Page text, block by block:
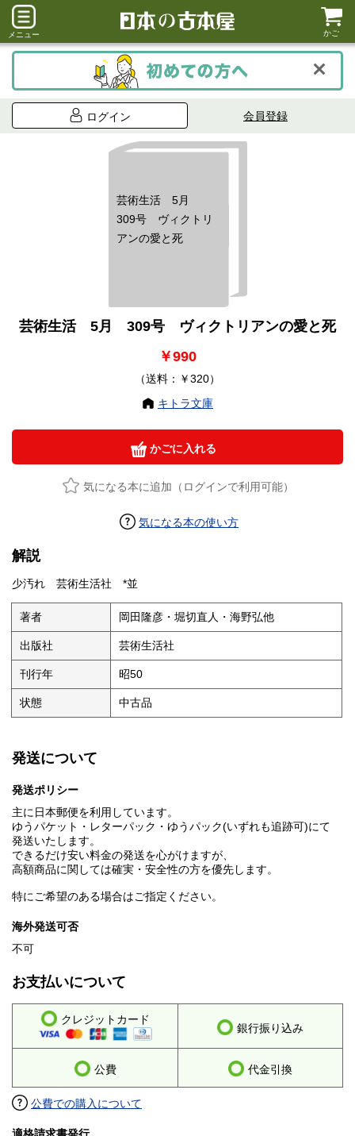
メニュー かご
ログイン 会員登録
芸術生活 5月
309号 ヴィクトリ
アンの愛と死
芸術生活 5月 309号 ヴィクトリアンの愛と死
￥990
（送料：￥320）
キトラ文庫
かごに入れる
気になる本に追加（ログインで利用可能）
気になる本の使い方
解説
少汚れ 芸術生活社 *並
著者 岡田隆彦・堀切直人・海野弘他
出版社 芸術生活社
刊行年 昭50
状態 中古品
発送について
発送ポリシー
主に日本郵便を利用しています。
ゆうパケット・レターパック・ゆうパック(いずれも追跡可)にて
発送いたします。
できるだけ安い料金の発送を心がけますが、
高額商品に関しては確実・安全性の方を優先します。
特にご希望のある場合はご指定ください。
海外発送可否
不可
お支払いについて
クレジットカード
銀行振り込み
公費 代金引換
公費での購入について